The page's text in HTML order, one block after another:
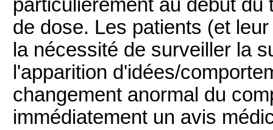
particulièrement au début
de dose. Les patients (et
la nécessité de surveiller la
l'apparition d'idées/
changement anormal du
immédiatement un avis